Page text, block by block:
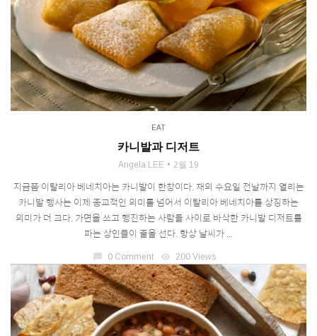
EAT
카니발과 디저트
Angela LEE 2월 19
지금쯤 이탈리아 베네치아는 카니발이 한창이다. 재의 수요일 전날까지 열리는
카니발 행사는 이제 종교적인 의미를 넘어서 이탈리아 베네치아를 상징하는
의미가 더 크다. 가면을 쓰고 행진하는 사람들 사이로 바삭한 카니발 디저트를
파는 상인들이 줄을 선다. 항상 날씨가 ...
chat_bubble 0 Comment visibility 200 Views